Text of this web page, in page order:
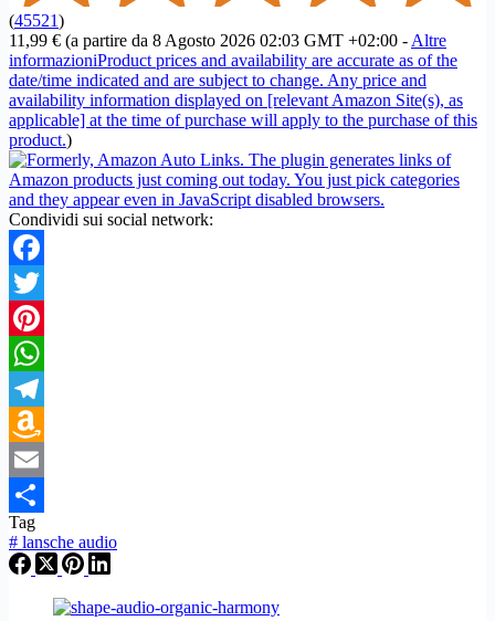
(45521)
11,99 € (a partire da 8 Agosto 2026 02:03 GMT +02:00 - Altre
informazioniProduct prices and availability are accurate as of the
date/time indicated and are subject to change. Any price and
availability information displayed on [relevant Amazon Site(s), as
applicable] at the time of purchase will apply to the purchase of this
product.)
Condividi sui social network:
Facebook
Twitter
Pinterest
WhatsApp
Telegram
Amazon
Wish
List
Email
Condividi
Tag
# lansche audio